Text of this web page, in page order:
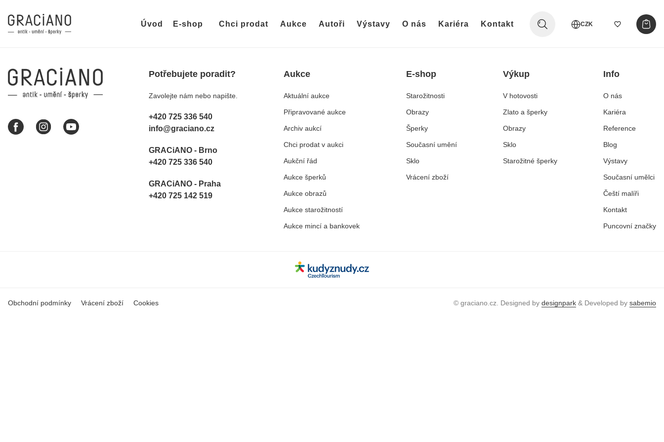
Úvod E-shop Chci prodat Aukce Autoři Výstavy O nás Kariéra Kontakt CZK
Potřebujete poradit?
Zavolejte nám nebo napište.
+420 725 336 540
info@graciano.cz
GRACiANO - Brno
+420 725 336 540
GRACiANO - Praha
+420 725 142 519
Aukce
Aktuální aukce
Připravované aukce
Archiv aukcí
Chci prodat v aukci
Aukční řád
Aukce šperků
Aukce obrazů
Aukce starožitností
Aukce mincí a bankovek
E-shop
Starožitnosti
Obrazy
Šperky
Současní umění
Sklo
Vrácení zboží
Výkup
V hotovosti
Zlato a šperky
Obrazy
Sklo
Starožitné šperky
Info
O nás
Kariéra
Reference
Blog
Výstavy
Současní umělci
Čeští malíři
Kontakt
Puncovní značky
Obchodní podmínky Vrácení zboží Cookies © graciano.cz. Designed by designpark & Developed by sabemio